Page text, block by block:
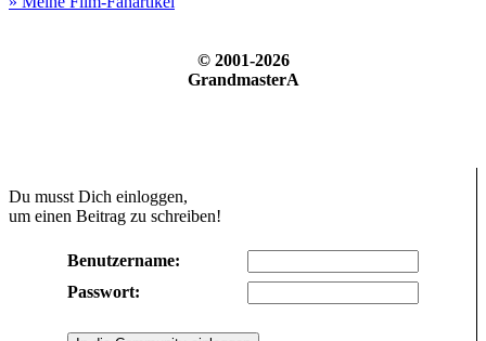
© 2001-2026
GrandmasterA
Du musst Dich einloggen,
um einen Beitrag zu schreiben!
Benutzername:
Passwort: